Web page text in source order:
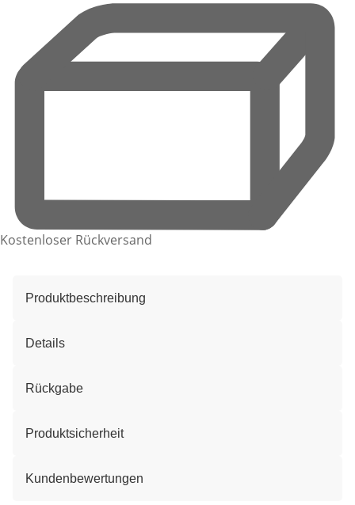
Kostenloser Rückversand
Produktbeschreibung
Details
Rückgabe
Produktsicherheit
Kundenbewertungen